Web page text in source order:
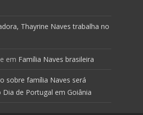
Thayrine Naves trabalha no
em Família Naves brasileira
sobre família Naves será
de Portugal em Goiânia